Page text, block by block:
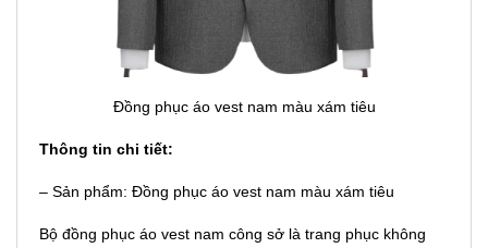
Đồng phục áo vest nam màu xám tiêu
Thông tin chi tiết:
– Sản phẩm: Đồng phục áo vest nam màu xám tiêu
Bộ đồng phục áo vest nam công sở là trang phục không